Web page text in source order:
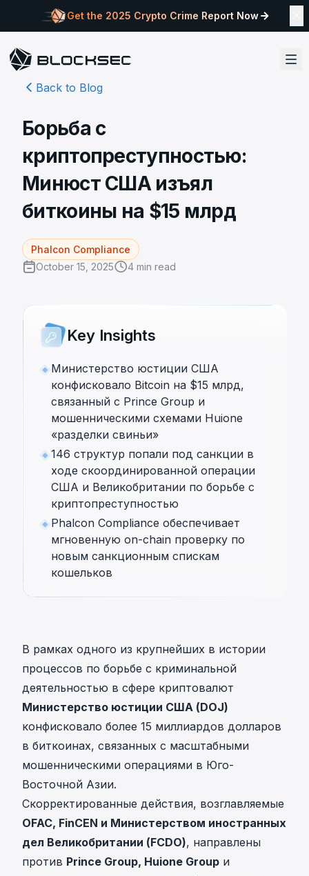
Get the 2025 Crypto Crime Report Now
Back to Blog
Борьба с
криптопреступностью:
Минюст США изъял
биткоины на $15 млрд
Phalcon Compliance
October 15, 2025
4 min read
Key Insights
Министерство юстиции США
конфисковало Bitcoin на $15 млрд,
связанный с Prince Group и
мошенническими схемами Huione
«разделки свиньи»
146 структур попали под санкции в
ходе скоординированной операции
США и Великобритании по борьбе с
криптопреступностью
Phalcon Compliance обеспечивает
мгновенную on-chain проверку по
новым санкционным спискам
кошельков
В рамках одного из крупнейших в истории
процессов по борьбе с криминальной
деятельностью в сфере криптовалют
Министерство юстиции США (DOJ)
конфисковало более 15 миллиардов долларов
в биткоинах, связанных с масштабными
мошенническими операциями в Юго-
Восточной Азии.
Скорректированные действия, возглавляемые
OFAC, FinCEN и Министерством иностранных
дел Великобритании (FCDO), направлены
против Prince Group, Huione Group и